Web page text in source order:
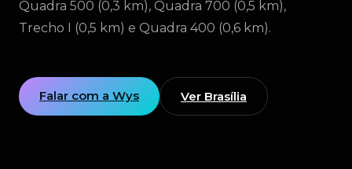
Quadra 500 (0,3 km), Quadra 700 (0,5 km),
Trecho I (0,5 km) e Quadra 400 (0,6 km).
Falar com a Wys Ver Brasília